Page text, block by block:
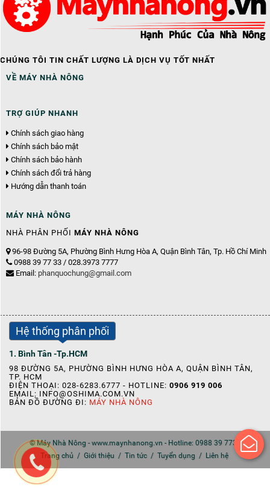
CHÚNG TÔI TIN CHẤT LƯỢNG LÀ DỊCH VỤ TỐT NHẤT
VỀ MÁY NHÀ NÔNG
TRỢ GIÚP NHANH
Chính sách giao hàng
Chính sách bảo mật
Chính sách bảo hành
Chính sách đổi trả hàng
Hướng dẫn thanh toán
MÁY NHÀ NÔNG
NHÀ PHÂN PHỐI MÁY NHÀ NÔNG
96-98 Đường 5A, Phường Bình Hưng Hòa A, Quận Bình Tân, Tp. Hồ Chí Minh
0988 39 77 33 / 028.3973 7777
Email: phanquochung@gmail.com
Hệ thống phân phối
1. Bình Tân -Tp.HCM
98 ĐƯỜNG 5A, PHƯỜNG BÌNH HƯNG HÒA A, QUẬN BÌNH TÂN,
TP. HCM
ĐIỆN THOẠI: 028-6283.6777 - HOTLINE: 0906 919 006
EMAIL: INFO@OSHIMA.COM.VN
BẢN ĐỒ ĐƯỜNG ĐI: MÁY NHÀ NÔNG
© Máy Nhà Nông - www.maynhanong.vn - Hotline: 0988 39 7733
Trang chủ / Giới thiệu / Tin tức / Tuyển dụng / Liên hệ